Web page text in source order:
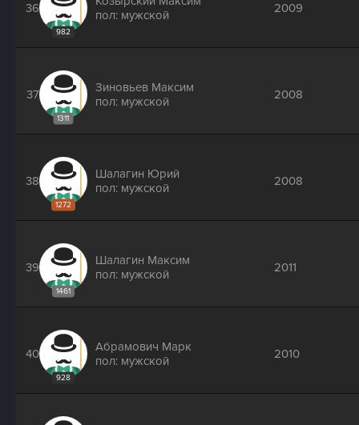
36
982
пол: мужской
2009
37
1311
Зиновьев Максим
пол: мужской
2008
38
1272
Шалагин Юрий
пол: мужской
2008
39
1461
Шалагин Максим
пол: мужской
2011
40
928
Абрамович Марк
пол: мужской
2010